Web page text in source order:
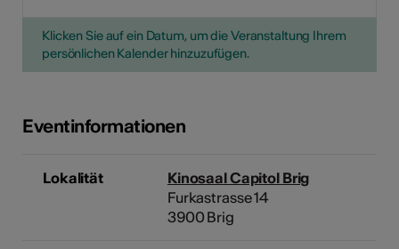
Klicken Sie auf ein Datum, um die Veranstaltung Ihrem
persönlichen Kalender hinzuzufügen.
Eventinformationen
Lokalität
Kinosaal Capitol Brig
Furkastrasse 14
3900 Brig